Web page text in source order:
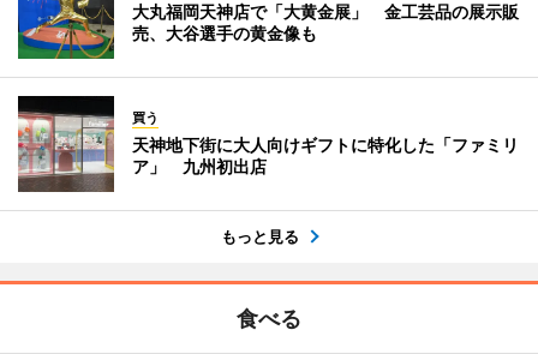
大丸福岡天神店で「大黄金展」 金工芸品の展示販
売、大谷選手の黄金像も
買う
天神地下街に大人向けギフトに特化した「ファミリ
ア」 九州初出店
もっと見る
食べる